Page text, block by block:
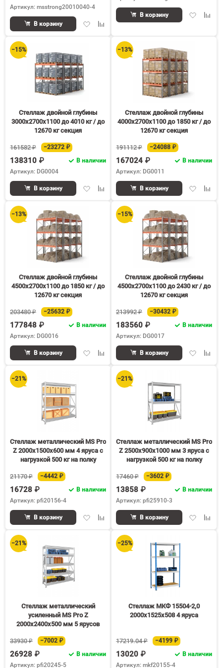
Артикул: msstrong20010040-4
ДобавитьДобавить
сравнению
В корзину
Добавить
В корзину
−15%
Стеллаж двойной глубины
3000х2700х1100 до 4010 кг / до
12670 кг секция
161582 ₽ −23272 ₽
138310 ₽
В наличии
Артикул: DG0004
ДобавитьДобавить
сравнению
В корзину
−13%
Стеллаж двойной глубины
4000х2700х1100 до 1850 кг / до
12670 кг секция
191112 ₽ −24088 ₽
167024 ₽
В наличии
Артикул: DG0011
Добавить
В корзину
−13%
Стеллаж двойной глубины
4500х2700х1100 до 1850 кг / до
12670 кг секция
203480 ₽ −25632 ₽
177848 ₽
В наличии
Артикул: DG0016
ДобавитьДобавить
сравнению
В корзину
−15%
Стеллаж двойной глубины
4500х2700х1100 до 2430 кг / до
12670 кг секция
213992 ₽ −30432 ₽
183560 ₽
В наличии
Артикул: DG0017
Добавить
В корзину
−21%
Стеллаж металлический MS Pro
Z 2000х1500х600 мм 4 яруса с
нагрузкой 500 кг на полку
21170 ₽ −4442 ₽
16728 ₽
В наличии
Артикул: pfi20156-4
ДобавитьДобавить
сравнению
В корзину
−21%
Стеллаж металлический MS Pro
Z 2500х900х1000 мм 3 яруса с
нагрузкой 500 кг на полку
17460 ₽ −3602 ₽
13858 ₽
В наличии
Артикул: pfi25910-3
Добавить
В корзину
−21%
Стеллаж металлический
усиленный MS Pro Z
2000х2400х500 мм 5 ярусов
33930 ₽ −7002 ₽
26928 ₽
В наличии
Артикул: pfi20245-5
−25%
Стеллаж МКФ 15504-2,0
2000х1525х508 4 яруса
17219.04 ₽ −4199 ₽
13020 ₽
В наличии
Артикул: mkf20155-4